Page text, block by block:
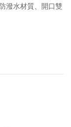
潑水材質、開口雙